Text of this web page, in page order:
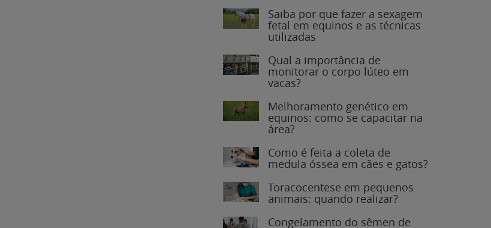
Saiba por que fazer a sexagem
fetal em equinos e as técnicas
utilizadas
Qual a importância de
monitorar o corpo lúteo em
vacas?
Melhoramento genético em
equinos: como se capacitar na
área?
Como é feita a coleta de
medula óssea em cães e gatos?
Toracocentese em pequenos
animais: quando realizar?
Congelamento do sêmen de